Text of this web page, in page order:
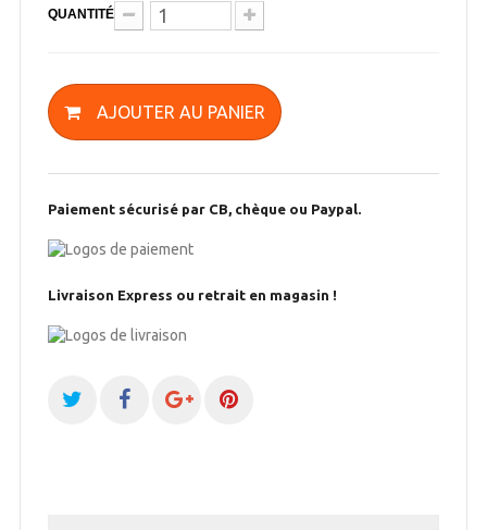
QUANTITÉ
AJOUTER AU PANIER
Paiement sécurisé par CB, chèque ou Paypal.
Livraison Express ou retrait en magasin !